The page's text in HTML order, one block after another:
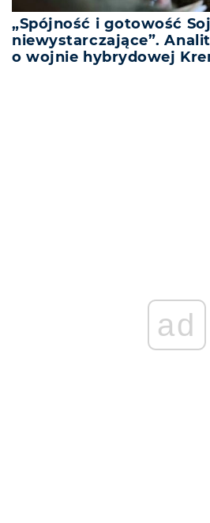
„Spójność i gotowość
niewystarczające”.
o wojnie hybrydowej